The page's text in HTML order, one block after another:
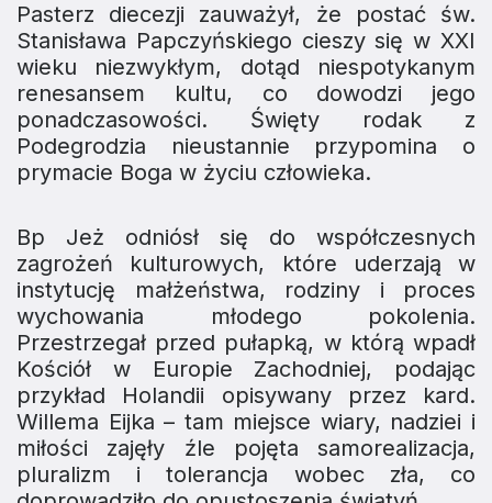
Pasterz diecezji zauważył, że postać św.
Stanisława Papczyńskiego cieszy się w XXI
wieku niezwykłym, dotąd niespotykanym
renesansem kultu, co dowodzi jego
ponadczasowości. Święty rodak z
Podegrodzia nieustannie przypomina o
prymacie Boga w życiu człowieka.
Bp Jeż odniósł się do współczesnych
zagrożeń kulturowych, które uderzają w
instytucję małżeństwa, rodziny i proces
wychowania młodego pokolenia.
Przestrzegał przed pułapką, w którą wpadł
Kościół w Europie Zachodniej, podając
przykład Holandii opisywany przez kard.
Willema Eijka – tam miejsce wiary, nadziei i
miłości zajęły źle pojęta samorealizacja,
pluralizm i tolerancja wobec zła, co